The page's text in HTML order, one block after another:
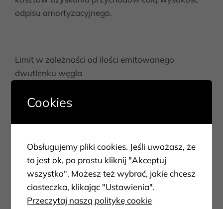
odpisu amortyzacyjnego.
Limit w zależności od ilości emitowanego
dwutlenku węgla
Od 2026 r. nastąpiła zmiana w tym zakresie –
wysokość odpisu amortyzacyjnego, który wolno
zaliczyć do kosztów podatkowych, zależy od
(CO2).
Ważne! Limit dla samochodów elektrycznych
pozostanie bez zmian.
Cookies
Obsługujemy pliki cookies. Jeśli uważasz, że
to jest ok, po prostu kliknij "Akceptuj
wszystko". Możesz też wybrać, jakie chcesz
ciasteczka, klikając "Ustawienia".
Przeczytaj naszą politykę cookie